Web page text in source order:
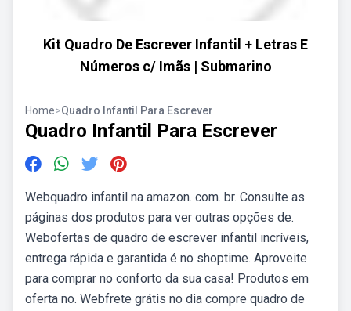
Kit Quadro De Escrever Infantil + Letras E
Números c/ Imãs | Submarino
Home>Quadro Infantil Para Escrever
Quadro Infantil Para Escrever
Webquadro infantil na amazon. com. br. Consulte as
páginas dos produtos para ver outras opções de.
Webofertas de quadro de escrever infantil incríveis,
entrega rápida e garantida é no shoptime. Aproveite
para comprar no conforto da sua casa! Produtos em
oferta no. Webfrete grátis no dia compre quadro de